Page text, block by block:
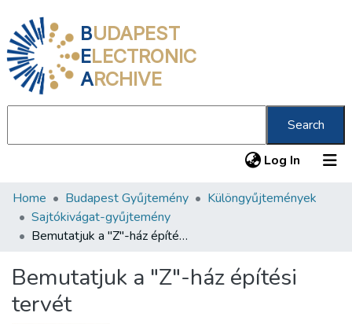
BUDAPEST
ELECTRONIC
ARCHIVE
Search
Log In (current)
Communities & Collections
All of DSpace
About us
Home Budapest Gyűjtemény
Különgyűjtemények
Sajtókivágat-gyűjtemény
Bemutatjuk a "Z"-ház építési tervét
Bemutatjuk a "Z"-ház építési
tervét